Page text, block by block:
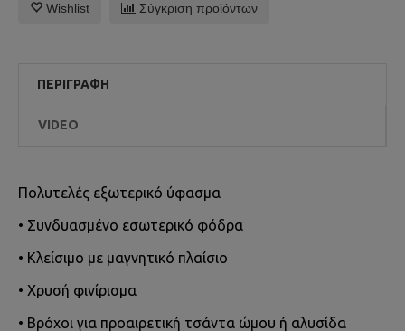
Wishlist Σύγκριση προϊόντων
ΠΕΡΙΓΡΑΦΉ
VIDEO
Πολυτελές εξωτερικό ύφασμα
• Συνδυασμένο εσωτερικό φόδρα
• Κλείσιμο με μαγνητικό πλαίσιο
• Χρυσή φινίρισμα
• Βρόχοι για προαιρετική τσάντα ώμου ή αλυσίδα